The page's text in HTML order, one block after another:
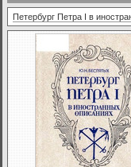
Петербург Петра I в